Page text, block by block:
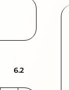
6.2